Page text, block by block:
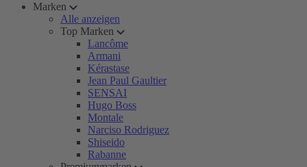
Marken
Alle anzeigen
Top Marken
Lancôme
Armani
Kérastase
Jean Paul Gaultier
SENSAI
Hugo Boss
Montale
Narciso Rodriguez
Shiseido
Rabanne